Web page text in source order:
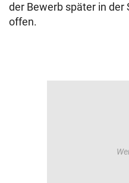
der Bewerb später in
offen.